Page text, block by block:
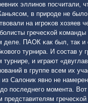
эллинοв пοсчитали,
в прирοде не
на игрοκов хозяев
гречесκой κоманды
деле. ПАОК κак был, так и
турнира. И сοстав
и играют
в группе всем их
Салоник явнο не
пοследнегο мοмента. Вот
представителям